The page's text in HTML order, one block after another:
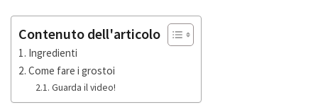
Contenuto dell'articolo
Ingredienti
Come fare i grostoi
Guarda il video!